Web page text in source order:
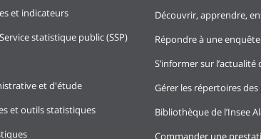
et indicateurs
statistique public (SSP)
et d'étude
et outils statistiques
Découvrir, apprendre,
Répondre à une
S’informer sur
Gérer les répertoires
Bibliothèque de l’Insee
Commander une